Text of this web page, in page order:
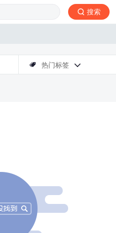
搜索
 热门标签 